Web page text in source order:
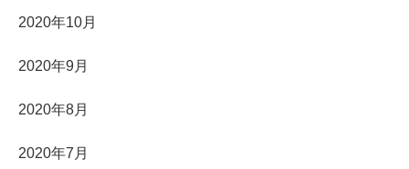
2020年10月
2020年9月
2020年8月
2020年7月